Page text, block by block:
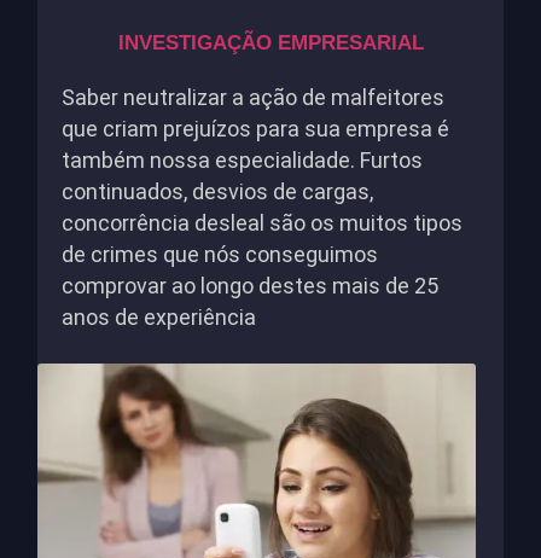
INVESTIGAÇÃO EMPRESARIAL
Saber neutralizar a ação de malfeitores
que criam prejuízos para sua empresa é
também nossa especialidade. Furtos
continuados, desvios de cargas,
concorrência desleal são os muitos tipos
de crimes que nós conseguimos
comprovar ao longo destes mais de 25
anos de experiência